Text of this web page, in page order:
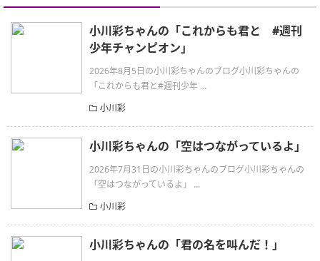
小川彩ちゃんの「これからも君と #週刊
少年チャンピオン」
2026年8月5日の小川彩ちゃんのブログ小川彩ちゃんの
「これからも君と#週刊少年 ...
小川彩
小川彩ちゃんの「空はつながっているよ」
2026年7月31日の小川彩ちゃんのブログ小川彩ちゃんの
「空はつながっているよ」 ...
小川彩
小川彩ちゃんの「君の名を叫んだ！」